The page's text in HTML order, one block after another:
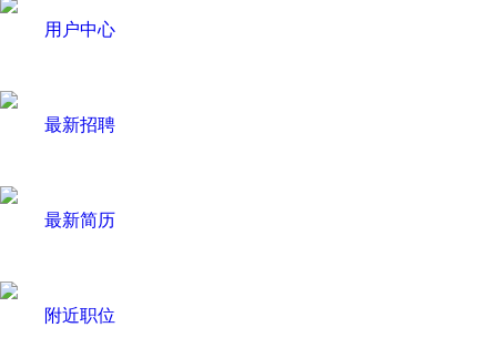
用户中心
最新招聘
最新简历
附近职位